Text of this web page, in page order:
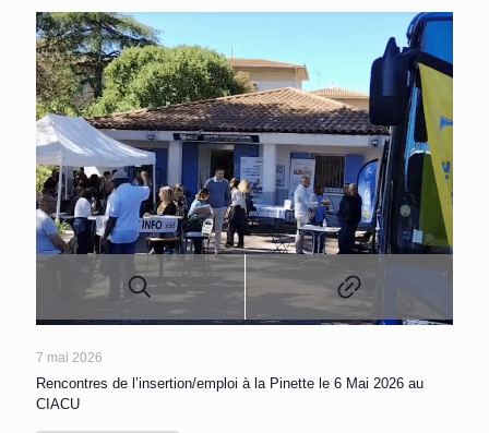
7 mai 2026
Rencontres de l’insertion/emploi à la Pinette le 6 Mai 2026 au
CIACU